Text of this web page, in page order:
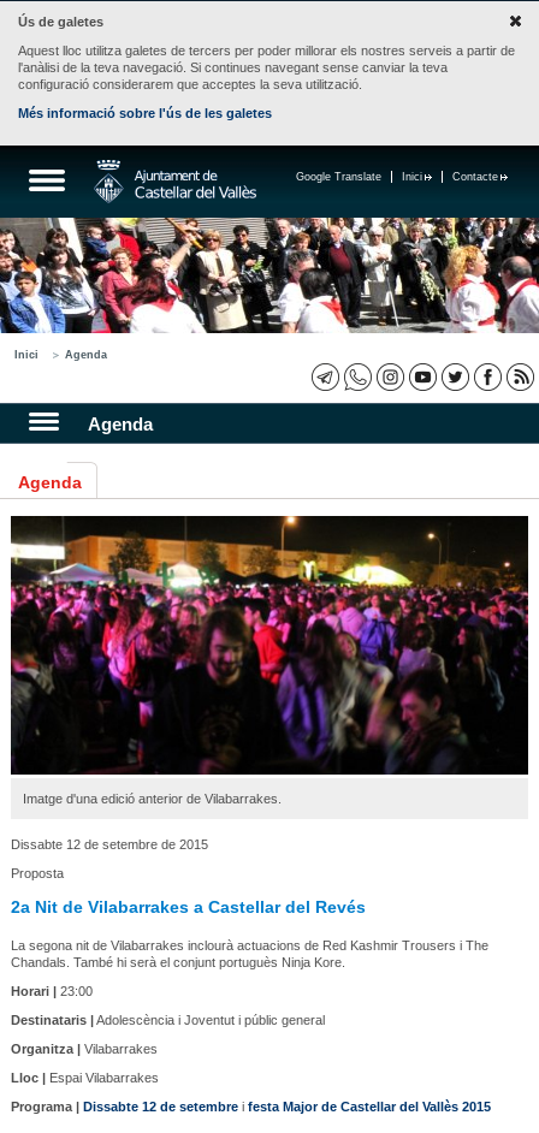
Ús de galetes
Aquest lloc utilitza galetes de tercers per poder millorar els nostres serveis a partir de
l'anàlisi de la teva navegació. Si continues navegant sense canviar la teva
configuració considerarem que acceptes la seva utilització.
Més informació sobre l'ús de les galetes
Contacte
Inici
Google Translate
Inici Agenda
Agenda
Agenda
Imatge d'una edició anterior de Vilabarrakes.
Dissabte 12 de setembre de 2015
Proposta
2a Nit de Vilabarrakes a Castellar del Revés
La segona nit de Vilabarrakes inclourà actuacions de Red Kashmir Trousers i The
Chandals. També hi serà el conjunt portuguès Ninja Kore.
Horari |23:00
Destinataris |Adolescència i Joventut i públic general
Organitza |Vilabarrakes
Lloc |Espai Vilabarrakes
Programa | Dissabte 12 de setembrei festa Major de Castellar del Vallès 2015